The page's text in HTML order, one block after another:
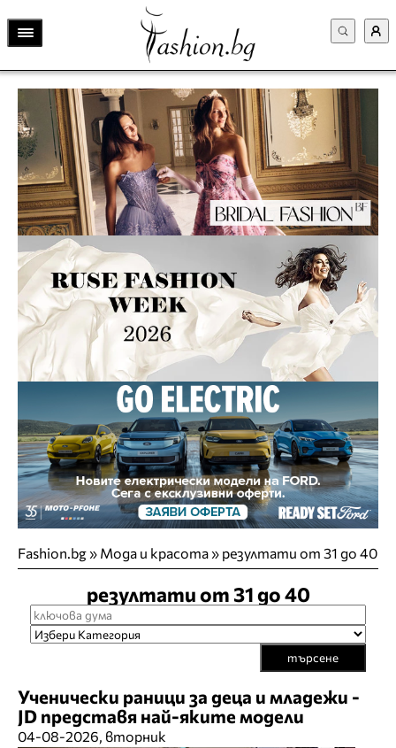
Fashion.bg» Мода и красота» резултати от 31 до 40
резултати от 31 до 40
търсене
Ученически раници за деца и младежи -
JD представя най-яките модели
04-08-2026, вторник